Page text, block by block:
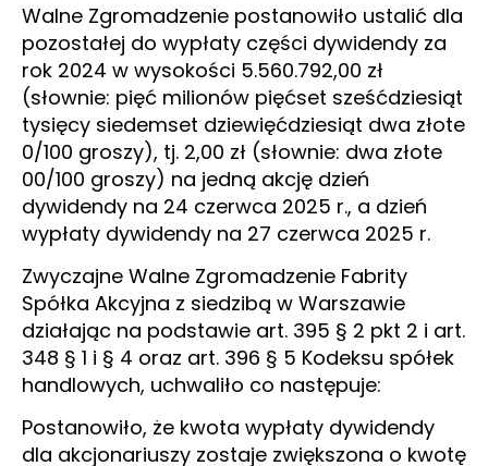
Walne Zgromadzenie postanowiło ustalić dla
pozostałej do wypłaty części dywidendy za
rok 2024 w wysokości 5.560.792,00 zł
(słownie: pięć milionów pięćset sześćdziesiąt
tysięcy siedemset dziewięćdziesiąt dwa złote
0/100 groszy), tj. 2,00 zł (słownie: dwa złote
00/100 groszy) na jedną akcję dzień
dywidendy na 24 czerwca 2025 r., a dzień
wypłaty dywidendy na 27 czerwca 2025 r.
Zwyczajne Walne Zgromadzenie Fabrity
Spółka Akcyjna z siedzibą w Warszawie
działając na podstawie art. 395 § 2 pkt 2 i art.
348 § 1 i § 4 oraz art. 396 § 5 Kodeksu spółek
handlowych, uchwaliło co następuje:
Postanowiło, że kwota wypłaty dywidendy
dla akcjonariuszy zostaje zwiększona o kwotę